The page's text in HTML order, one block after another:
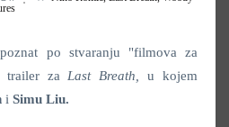
po stvaranju "filmova za
trailer za Last Breath,u kojem
i Simu Liu.